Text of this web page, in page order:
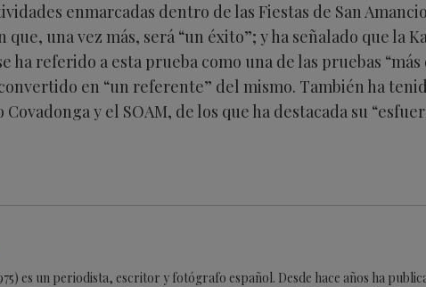
enmarcadas dentro de las Fiestas de San
una vez más, será “un éxito”; y ha señalado que la
ha referido a esta prueba como una de las pruebas
en “un referente” del mismo. También ha
y el SOAM, de los que ha destacada su
es un periodista, escritor y fotógrafo español. Desde hace años ha